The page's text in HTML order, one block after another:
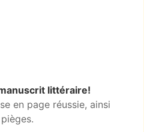
littéraire!
en page réussie, ainsi